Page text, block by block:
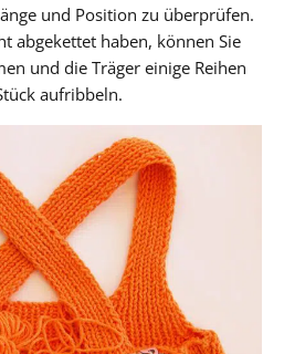
und Position zu überprüfen.
abgekettet haben, können Sie
und die Träger einige Reihen
aufribbeln.